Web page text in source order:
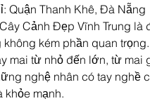
Quận Thanh Khê, Đà Nẵng
Cảnh Đẹp Vĩnh Trung là
không kém phần quan
mai từ nhỏ đến lớn, từ
nghệ nhân có tay nghề
khỏe mạnh.